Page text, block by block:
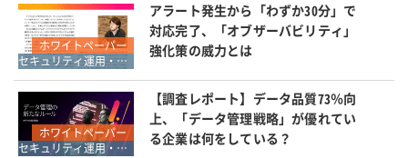
ホワイトペーパー
セキュリティ運用・SOC・SIEM・ログ管理
アラート発生から「わずか30分」で
対応完了、「オブザーバビリティ」
強化策の威力とは
ホワイトペーパー
セキュリティ運用・SOC・SIEM・ログ管理
【調査レポート】データ品質73％向
上、「データ管理戦略」が優れてい
る企業は何をしている？